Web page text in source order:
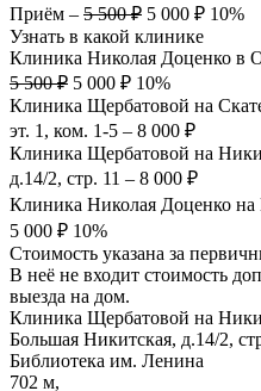
Приём – 5 500 ₽ 5 000 ₽ 10%
Узнать в какой клинике
Клиника Николая Доценко в
5 500 ₽ 5 000 ₽ 10%
Клиника Щербатовой на
эт. 1, ком. 1-5 – 8 000 ₽
Клиника Щербатовой на
д.14/2, стр. 11 – 8 000 ₽
Клиника Николая Доценко
5 000 ₽ 10%
Стоимость указана за
В неё не входит стоимость
выезда на дом.
Клиника Щербатовой на
Большая Никитская, д.14/2,
Библиотека им. Ленина
702 м,